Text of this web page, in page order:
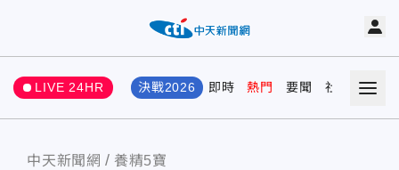
LIVE 24HR 決戰2026 即時 熱門 要聞 社會 娛樂
中天新聞網 養精5寶